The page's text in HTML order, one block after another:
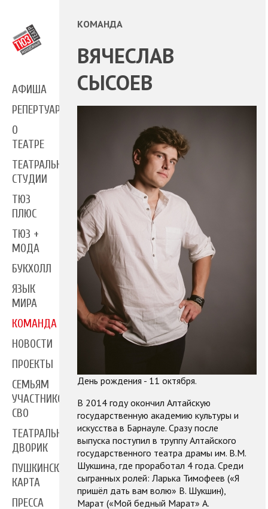
АФИША
РЕПЕРТУАР
О
ТЕАТРЕ
ТЕАТРАЛЬНЫЕ
СТУДИИ
ТЮЗ
ПЛЮС
ТЮЗ +
МОДА
БУКХОЛЛ
ЯЗЫК
МИРА
КОМАНДА
НОВОСТИ
ПРОЕКТЫ
СЕМЬЯМ
УЧАСТНИКОВ
СВО
ТЕАТРАЛЬНЫЙ
ДВОРИК
ПУШКИНСКАЯ
КАРТА
ПРЕССА
КОМАНДА
ВЯЧЕСЛАВ
СЫСОЕВ
День рождения - 11 октября.
В 2014 году окончил Алтайскую
государственную академию культуры и
искусства в Барнауле. Сразу после
выпуска поступил в труппу Алтайского
государственного театра драмы им. В.М.
Шукшина, где проработал 4 года. Среди
сыгранных ролей: Ларька Тимофеев («Я
пришёл дать вам волю» В. Шукшин),
Марат («Мой бедный Марат» А.